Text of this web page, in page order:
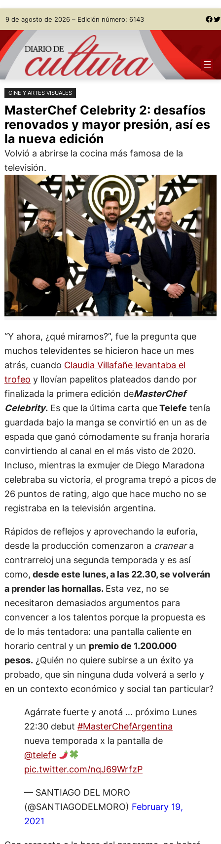
Saltar
al
contenido
Skip
to
content
9 de agosto de 2026 – Edición número: 6143 Facebook Twitter
CINE Y ARTES VISUALES
MasterChef Celebrity 2: desafíos
renovados y mayor presión, así es
la nueva edición
Volvió a abrirse la cocina más famosa de la
televisión.
“Y ahora, ¿qué miramos?”, fue la pregunta que
muchos televidentes se hicieron hace un mes
atrás, cuando Claudia Villafañe levantaba el
trofeo y llovían papelitos plateados dando por
finalizada la primera edición deMasterChef
Celebrity.Es que la última carta queTelefe tenía
guardada bajo la manga se convirtió en un as de
espada que ganó cómodamente su franja horaria
convirtiendo al canal en el más visto de 2020.
Incluso, mientras la exmujer de Diego Maradona
celebraba su victoria, el programa trepó a picos de
26 puntos de rating, algo que hace mucho no se
registraba en la televisión argentina.
Rápidos de reflejos y aprovechando la euforia,
desde la producción comenzaron a craneara
contrarreloj una segunda temporada y es así
como, desde este lunes, a las 22.30, se volverán
a prender las hornallas. Esta vez, no se
necesitaron demasiados argumentos para
convencer a los talentos porque la propuesta es
de lo más tentadora: una pantalla caliente en
horario central y un premio de 1.200.000
pesos.¿Quién no quiere subirse a un éxito ya
probado, que sin ninguna duda volverá a serlo y
en un contexto económico y social tan particular?
Agárrate fuerte y anotá … próximo Lunes
22:30 debut #MasterChefArgentina
nueva temporada x la pantalla de
@telefe
pic.twitter.com/nqJ69WrfzP
— SANTIAGO DEL MORO
(@SANTIAGODELMORO) February 19,
2021